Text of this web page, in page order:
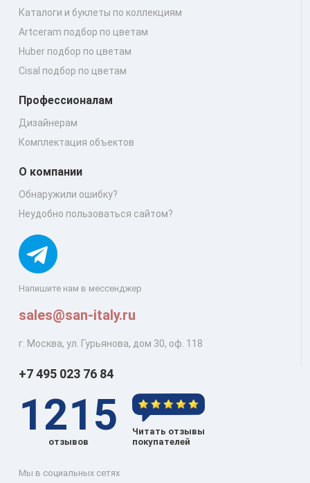
Напишите нам в мессенджер
sales@san-italy.ru
г. Москва, ул. Гурьянова, дом 30, оф. 118
Каталоги и буклеты по коллекциям
Artceram подбор по цветам
Huber подбор по цветам
Cisal подбор по цветам
Профессионалам
Дизайнерам
Комплектация объектов
О компании
Обнаружили ошибку?
Неудобно пользоваться сайтом?
+7 495 023 76 84
1215
отзывов
Читать отзывы
покупателей
Мы в социальных сетях